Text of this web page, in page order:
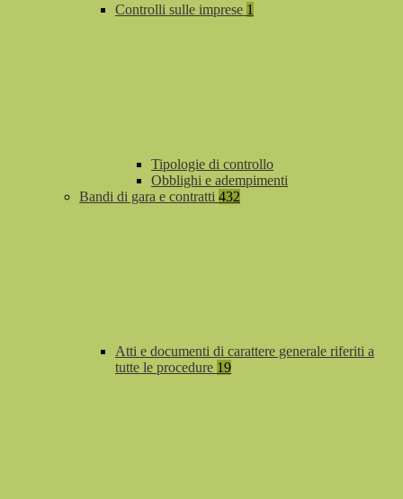
Controlli sulle imprese 1
Tipologie di controllo
Obblighi e adempimenti
Bandi di gara e contratti 432
Atti e documenti di carattere generale riferiti a
tutte le procedure 19